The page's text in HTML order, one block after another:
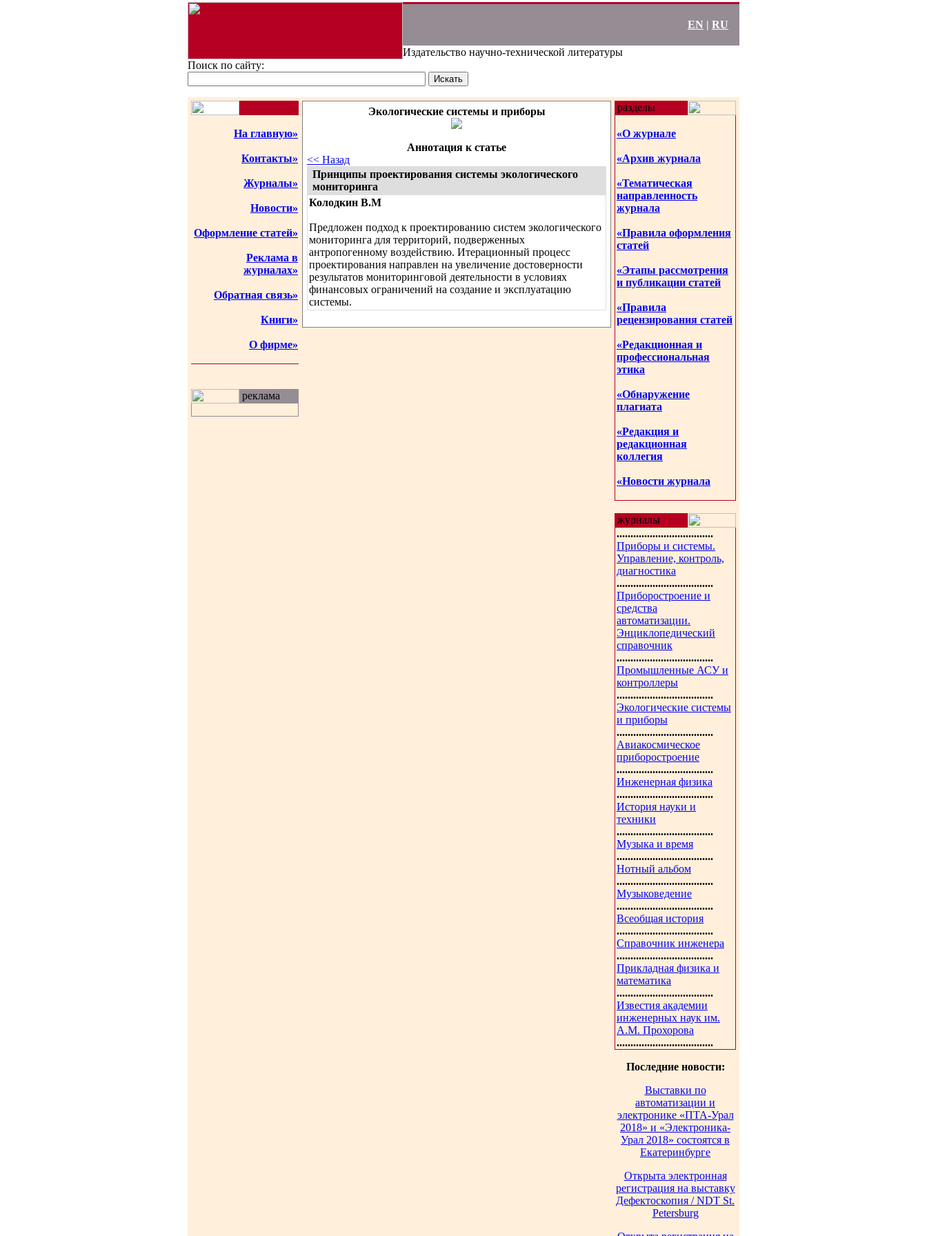
EN | RU
Издательство научно-технической литературы
Поиск по сайту:
На главную»
Контакты»
Журналы»
Новости»
Оформление статей»
Реклама в
журналах»
Обратная связь»
Книги»
О фирме»
реклама
Экологические системы и приборы
Аннотация к статье
<< Назад
Принципы проектирования системы экологического
мониторинга
Колодкин В.М
Предложен подход к проектированию систем экологического
мониторинга для территорий, подверженных
антропогенному воздействию. Итерационный процесс
проектирования направлен на увеличение достоверности
результатов мониторинговой деятельности в условиях
финансовых ограничений на создание и эксплуатацию
системы.
разделы
«О журнале
«Архив журнала
«Тематическая
направленность
журнала
«Правила оформления
статей
«Этапы рассмотрения
и публикации статей
«Правила
рецензирования статей
«Редакционная и
профессиональная
этика
«Обнаружение
плагиата
«Редакция и
редакционная
коллегия
«Новости журнала
журналы
...................................
Приборы и системы.
Управление, контроль,
диагностика
...................................
Приборостроение и
средства
автоматизации.
Энциклопедический
справочник
...................................
Промышленные АСУ и
контроллеры
...................................
Экологические системы
и приборы
...................................
Авиакосмическое
приборостроение
...................................
Инженерная физика
...................................
История науки и
техники
...................................
Музыка и время
...................................
Нотный альбом
...................................
Музыковедение
...................................
Всеобщая история
...................................
Справочник инженера
...................................
Прикладная физика и
математика
...................................
Известия академии
инженерных наук им.
А.М. Прохорова
...................................
Последние новости:
Выставки по
автоматизации и
электронике «ПТА-Урал
2018» и «Электроника-
Урал 2018» состоятся в
Екатеринбурге
Открыта электронная
регистрация на выставку
Дефектоскопия / NDT St.
Petersburg